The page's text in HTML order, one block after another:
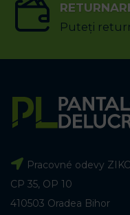
Puteți
Pracovné odevy
CP 35, OP 10
410503 Oradea Bihor